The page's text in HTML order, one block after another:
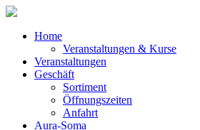
Home
Veranstaltungen & Kurse
Veranstaltungen
Geschäft
Sortiment
Öffnungszeiten
Anfahrt
Aura-Soma